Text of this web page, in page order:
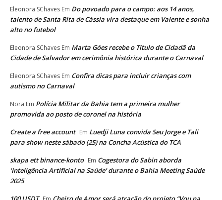
Eleonora SChaves Em Do povoado para o campo: aos 14 anos,
talento de Santa Rita de Cássia vira destaque em Valente e sonha
alto no futebol
Eleonora SChaves Em Marta Góes recebe o Título de Cidadã da
Cidade de Salvador em cerimônia histórica durante o Carnaval
Eleonora SChaves Em Confira dicas para incluir crianças com
autismo no Carnaval
Nora Em Polícia Militar da Bahia tem a primeira mulher
promovida ao posto de coronel na história
Create a free account Em Luedji Luna convida Seu Jorge e Tali
para show neste sábado (25) na Concha Acústica do TCA
skapa ett binance-konto Em Cogestora do Sabin aborda
‘Inteligência Artificial na Saúde’ durante o Bahia Meeting Saúde
2025